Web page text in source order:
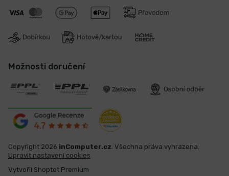
Možnosti doručení
Vytvořil Shoptet Premium
Copyright 2026 inComputer.cz . Všechna práva vyhrazena.
Upravit nastavení cookies